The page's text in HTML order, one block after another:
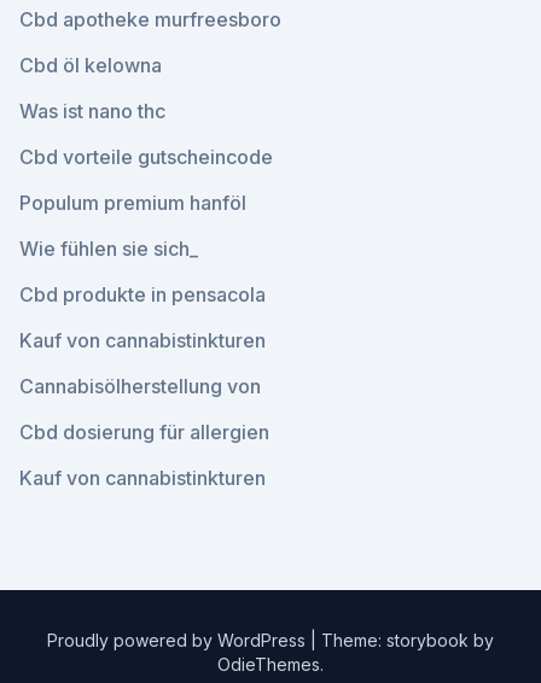
Cbd apotheke murfreesboro
Cbd öl kelowna
Was ist nano thc
Cbd vorteile gutscheincode
Populum premium hanföl
Wie fühlen sie sich_
Cbd produkte in pensacola
Kauf von cannabistinkturen
Cannabisölherstellung von
Cbd dosierung für allergien
Kauf von cannabistinkturen
Proudly powered by WordPress
Theme: storybook by
OdieThemes.